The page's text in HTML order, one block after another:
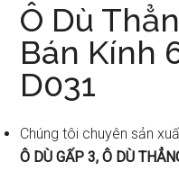
Ô Dù
Bán Kính
D031
Chúng tôi chuyên sản
Ô DÙ GẤP 3, Ô DÙ